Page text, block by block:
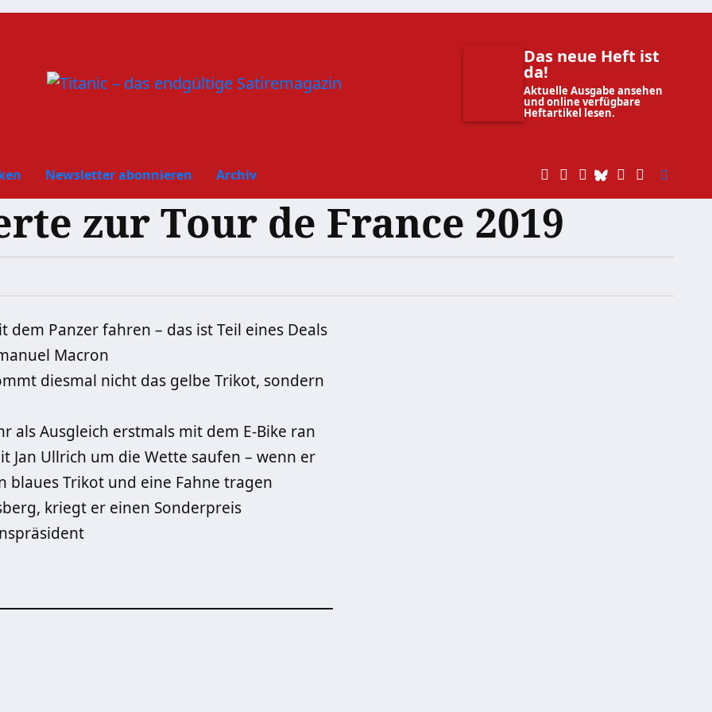
Das neue Heft ist
da!
Aktuelle Ausgabe ansehen
und online verfügbare
Heftartikel lesen.
Newsletter abonnieren Archiv
zur Tour de France 2019
Panzer fahren – das ist Teil eines Deals
Macron
diesmal nicht das gelbe Trikot, sondern
als Ausgleich erstmals mit dem E-Bike ran
Jan Ullrich um die Wette saufen – wenn er
blaues Trikot und eine Fahne tragen
kriegt er einen Sonderpreis